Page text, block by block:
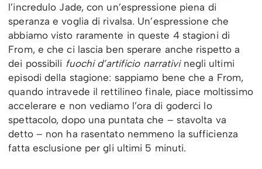
l’incredulo Jade, con un’espressione piena di
speranza e voglia di rivalsa. Un’espressione che
abbiamo visto raramente in queste 4 stagioni di
From, e che ci lascia ben sperare anche rispetto a
dei possibili fuochi d’artificio narrativi negli ultimi
episodi della stagione: sappiamo bene che a From,
quando intravede il rettilineo finale, piace moltissimo
accelerare e non vediamo l’ora di goderci lo
spettacolo, dopo una puntata che – stavolta va
detto – non ha rasentato nemmeno la sufficienza
fatta esclusione per gli ultimi 5 minuti.